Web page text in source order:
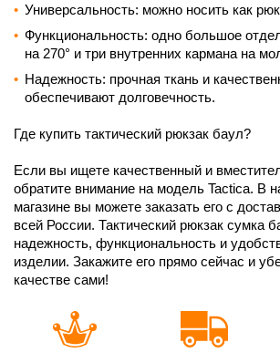
Универсальность: можно носить как
Функциональность: одно большое
на 270° и три внутренних кармана на
Надежность: прочная ткань и
обеспечивают долговечность.
Где купить тактический рюкзак баул?
Если вы ищете качественный и
обратите внимание на модель Tactica. В
магазине вы можете заказать его с
всей России. Тактический рюкзак сумка
надежность, функциональность и
изделии. Закажите его прямо сейчас и
качестве сами!